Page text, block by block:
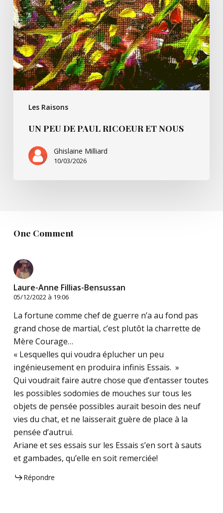
Les Raisons
Paul
Ricoeur
et
nous
UN PEU DE PAUL RICOEUR ET NOUS
Ghislaine Milliard
10/03/2026
One Comment
Laure-Anne Fillias-Bensussan
05/12/2022 à 19:06
La fortune comme chef de guerre n’a au fond pas
grand chose de martial, c’est plutôt la charrette de
Mère Courage…
« Lesquelles qui voudra éplucher un peu
ingénieusement en produira infinis Essais. »
Qui voudrait faire autre chose que d’entasser toutes
les possibles sodomies de mouches sur tous les
objets de pensée possibles aurait besoin des neuf
vies du chat, et ne laisserait guère de place à la
pensée d’autrui.
Ariane et ses essais sur les Essais s’en sort à sauts
et gambades, qu’elle en soit remerciée!
Répondre